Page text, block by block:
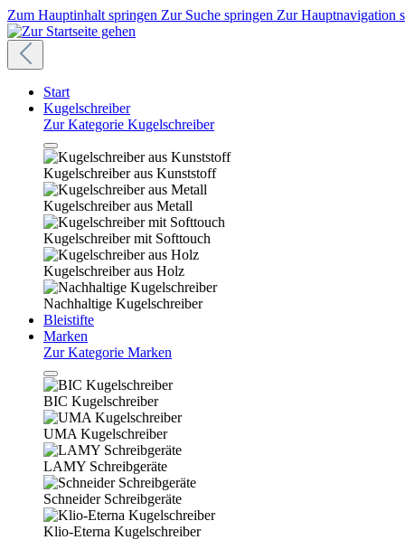
Zum Hauptinhalt springen Zur Suche springen Zur Hauptnavigation
Start
Kugelschreiber
Zur Kategorie Kugelschreiber
Kugelschreiber aus Kunststoff
Kugelschreiber aus Metall
Kugelschreiber mit Softtouch
Kugelschreiber aus Holz
Nachhaltige Kugelschreiber
Bleistifte
Marken
Zur Kategorie Marken
BIC Kugelschreiber
UMA Kugelschreiber
LAMY Schreibgeräte
Schneider Schreibgeräte
Klio-Eterna Kugelschreiber